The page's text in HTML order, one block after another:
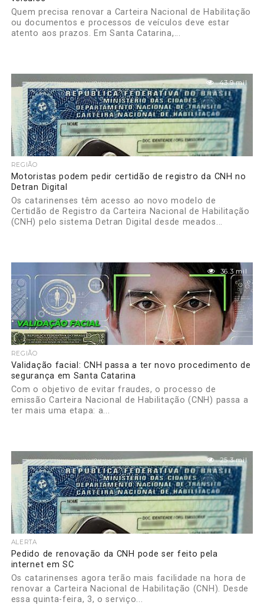
Quem precisa renovar a Carteira Nacional de Habilitação
ou documentos e processos de veículos deve estar
atento aos prazos. Em Santa Catarina,...
43.9 mil
REGIÃO
Motoristas podem pedir certidão de registro da CNH no
Detran Digital
Os catarinenses têm acesso ao novo modelo de
Certidão de Registro da Carteira Nacional de Habilitação
(CNH) pelo sistema Detran Digital desde meados...
36.3 mil
REGIÃO
Validação facial: CNH passa a ter novo procedimento de
segurança em Santa Catarina
Com o objetivo de evitar fraudes, o processo de
emissão Carteira Nacional de Habilitação (CNH) passa a
ter mais uma etapa: a...
25.3 mil
ALERTA
Pedido de renovação da CNH pode ser feito pela
internet em SC
Os catarinenses agora terão mais facilidade na hora de
renovar a Carteira Nacional de Habilitação (CNH). Desde
essa quinta-feira, 3, o serviço...